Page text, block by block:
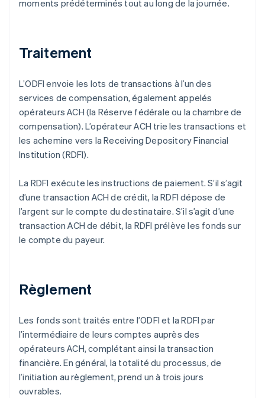
moments prédéterminés tout au long de la journée.
Traitement
L’ODFI envoie les lots de transactions à l’un des
services de compensation, également appelés
opérateurs ACH (la Réserve fédérale ou la chambre de
compensation). L’opérateur ACH trie les transactions et
les achemine vers la Receiving Depository Financial
Institution (RDFI).
La RDFI exécute les instructions de paiement. S’il s’agit
d’une transaction ACH de crédit, la RDFI dépose de
l’argent sur le compte du destinataire. S’il s’agit d’une
transaction ACH de débit, la RDFI prélève les fonds sur
le compte du payeur.
Règlement
Les fonds sont traités entre l’ODFI et la RDFI par
l’intermédiaire de leurs comptes auprès des
opérateurs ACH, complétant ainsi la transaction
financière. En général, la totalité du processus, de
l’initiation au règlement, prend un à trois jours
ouvrables.